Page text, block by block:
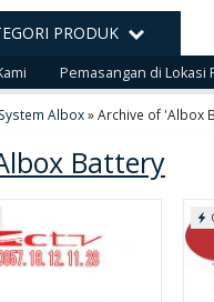
PRODUK
Pemasangan di Lokasi
Albox»Archive of 'Albox
Battery